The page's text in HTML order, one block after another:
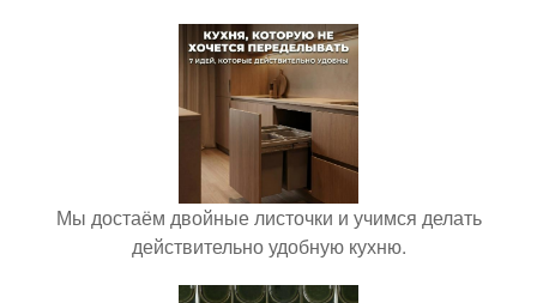
Мы достаём двойные листочки и учимся делать
действительно удобную кухню.